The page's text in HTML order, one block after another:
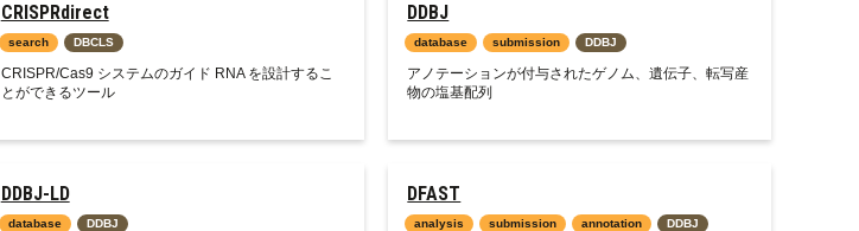
CRISPRdirect
search DBCLS
CRISPR/Cas9 システムのガイド RNA を設計するこ
とができるツール
DDBJ
database submission DDBJ
アノテーションが付与されたゲノム、遺伝子、転写産
物の塩基配列
DDBJ-LD
database DDBJ
DFAST
analysis submission annotation DDBJ